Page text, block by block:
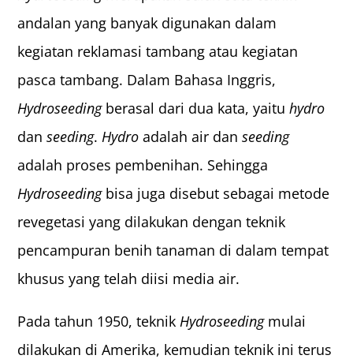
andalan yang banyak digunakan dalam
kegiatan reklamasi tambang atau kegiatan
pasca tambang. Dalam Bahasa Inggris,
Hydroseedingberasal dari dua kata, yaituhydro
danseeding.Hydro adalah air danseeding
adalah proses pembenihan. Sehingga
Hydroseedingbisa juga disebut sebagai metode
revegetasi yang dilakukan dengan teknik
pencampuran benih tanaman di dalam tempat
khusus yang telah diisi media air.
Pada tahun 1950, teknikHydroseedingmulai
dilakukan di Amerika, kemudian teknik ini terus